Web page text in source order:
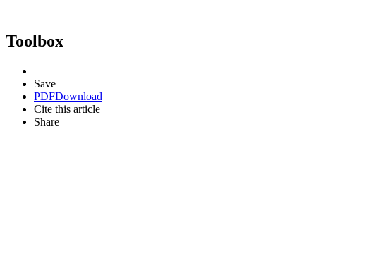
Toolbox
Save
PDFDownload
Cite this article
Share